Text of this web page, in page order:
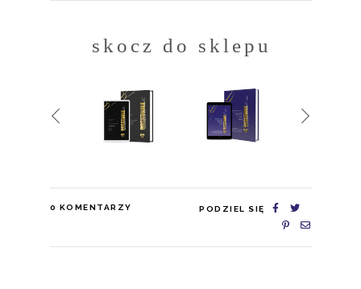
skocz do sklepu
0 KOMENTARZY PODZIEL SIĘ